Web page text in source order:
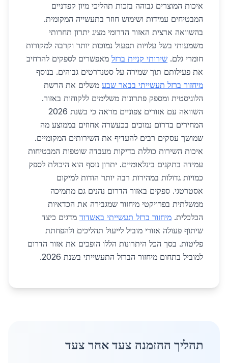
איכות המוצרים גבוהה בזכות תהליכי מיון קפדניים
המבטיחים עמידות ושימוש חוזר בתעשייה המקומית.
בהשוואה ארצית האזור הדרומי מציג יתרון תחרותי
משמעותי בשל עלויות תפעול נמוכות יותר וקרבה למקורות
חומרי גלם. שירותי קניית ברזל מאפשרים לספקים להרחיב
את פעילותם תוך שמירה על סטנדרטים גבוהים. בנוסף
מיחזור ברזל תעשייתי בבאר שבע משלים את הרשת
הלוגיסטית ומספק פתרונות משלימים ללקוחות באזור.
השוואה עם אזורים צפוניים מראה כי בשנת 2026
המחירים בדרום נמוכים בכעשרה אחוזים בממוצע מה
שמושך עסקים רבים להעדיף את השירותים המקומיים.
איכות השירות כוללת בדיקות מעבדה שוטפות המבטיחות
עמידה בתקנים בינלאומיים. יתרון נוסף הוא היכולת לספק
כמויות גדולות במהירות רבה יותר הודות למיקום
אסטרטגי. ספקים באזור הדרום נהנים גם מתמיכה
ממשלתית בפרויקטי מיחזור שמגבירה את הכדאיות
הכלכלית. מיחזור ברזל תעשייתי באשדוד מדגים כיצד
שיתוף פעולה אזורי מוביל לייעול תהליכים ולהפחתת
פליטות. בסך הכל היתרונות הללו הופכים את אזור הדרום
למוביל בתחום מיחזור הברזל התעשייתי בשנת 2026.
תהליך ההזמנה צעד אחר צעד